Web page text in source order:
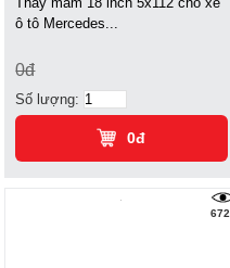
ô tô Mercedes...
0đ
Số lượng:
0đ
672